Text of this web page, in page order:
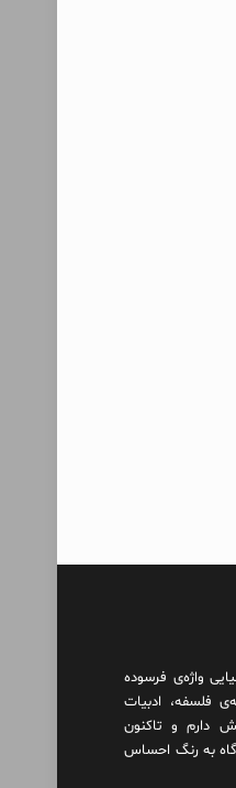
واژه‌‌ی فرسوده
فلسفه، ادبیات
دارم و تاکنون
گاه به رنگ احساس